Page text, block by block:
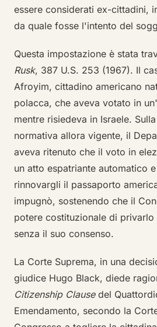
essere considerati ex-cittadini,
da quale fosse l'intento del
Questa impostazione è stata
Rusk, 387 U.S. 253 (1967). Il
Afroyim, cittadino americano
polacca, che aveva votato in
mentre risiedeva in Israele.
normativa allora vigente, il
aveva ritenuto che il voto in
un atto espatriante automatico
rinnovargli il passaporto
impugnò, sostenendo che il
potere costituzionale di privarlo
senza il suo consenso.
La Corte Suprema, in una
giudice Hugo Black, diede
Citizenship Clausedel
Emendamento, secondo la